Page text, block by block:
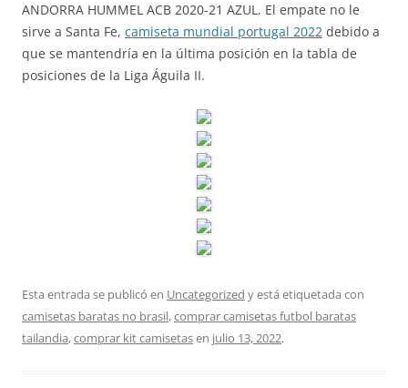
ANDORRA HUMMEL ACB 2020-21 AZUL. El empate no le
sirve a Santa Fe, camiseta mundial portugal 2022 debido a
que se mantendría en la última posición en la tabla de
posiciones de la Liga Águila II.
Esta entrada se publicó en Uncategorized y está etiquetada con
camisetas baratas no brasil,comprar camisetas futbol baratas
tailandia,comprar kit camisetasen julio 13, 2022.